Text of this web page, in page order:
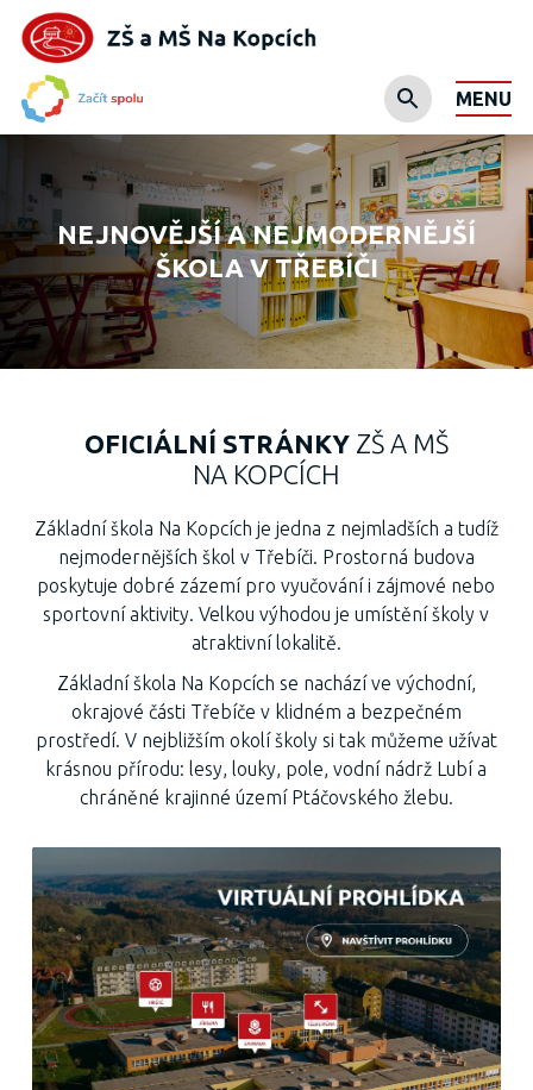
MENU
NEJNOVĚJŠÍ A NEJMODERNĚJŠÍ
ŠKOLA V TŘEBÍČI
OFICIÁLNÍ STRÁNKY ZŠ A MŠ
NA KOPCÍCH
Základní škola Na Kopcích je jedna z nejmladších a tudíž
nejmodernějších škol v Třebíči. Prostorná budova
poskytuje dobré zázemí pro vyučování i zájmové nebo
sportovní aktivity. Velkou výhodou je umístění školy v
atraktivní lokalitě.
Základní škola Na Kopcích se nachází ve východní,
okrajové části Třebíče v klidném a bezpečném
prostředí. V nejbližším okolí školy si tak můžeme užívat
krásnou přírodu: lesy, louky, pole, vodní nádrž Lubí a
chráněné krajinné území Ptáčovského žlebu.